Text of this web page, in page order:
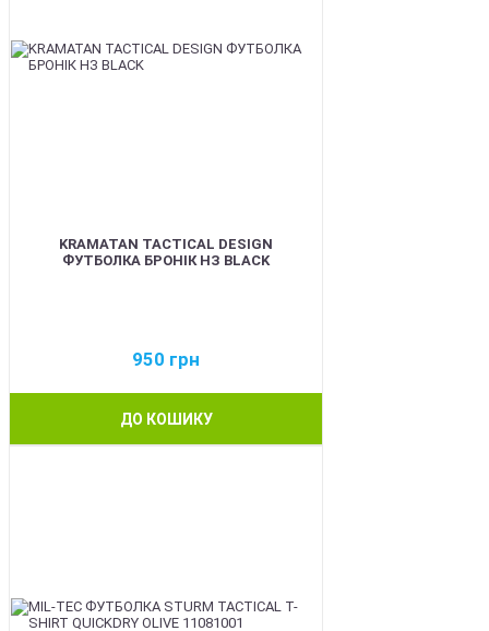
KRAMATAN TACTICAL DESIGN
ФУТБОЛКА БРОНІК НЗ BLACK
950 грн
ДО КОШИКУ